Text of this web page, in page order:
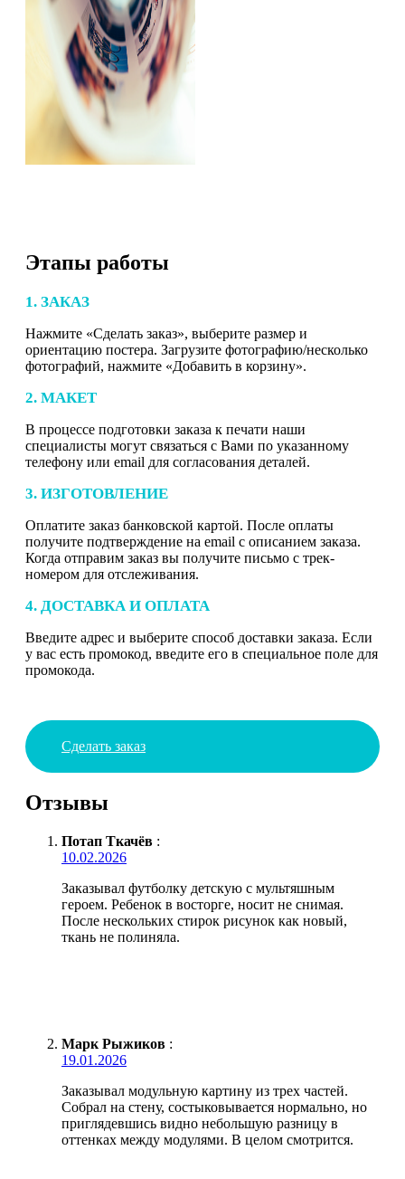
Этапы работы
1. ЗАКАЗ
Нажмите «Сделать заказ», выберите размер и
ориентацию постера. Загрузите фотографию/несколько
фотографий, нажмите «Добавить в корзину».
2. МАКЕТ
В процессе подготовки заказа к печати наши
специалисты могут связаться с Вами по указанному
телефону или email для согласования деталей.
3. ИЗГОТОВЛЕНИЕ
Оплатите заказ банковской картой. После оплаты
получите подтверждение на email с описанием заказа.
Когда отправим заказ вы получите письмо с трек-
номером для отслеживания.
4. ДОСТАВКА И ОПЛАТА
Введите адрес и выберите способ доставки заказа. Если
у вас есть промокод, введите его в специальное поле для
промокода.
Сделать заказ
Отзывы
Потап Ткачёв :
10.02.2026
Заказывал футболку детскую с мультяшным
героем. Ребенок в восторге, носит не снимая.
После нескольких стирок рисунок как новый,
ткань не полиняла.
Марк Рыжиков :
19.01.2026
Заказывал модульную картину из трех частей.
Собрал на стену, состыковывается нормально, но
приглядевшись видно небольшую разницу в
оттенках между модулями. В целом смотрится.